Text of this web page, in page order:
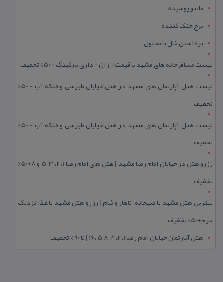
مانتو پوشیده
برج خنک کننده
برداشتن خال با محلول
لیست مسافرخانه های مشهد با قیمت ارزان + داری پارکینگ + 50% تخفیف
لیست هتل آپارتمان های مشهد در هتل خیابان طبرسی و فلکه آب + 50%
تخفیف
لیست هتل آپارتمان های مشهد در هتل خیابان طبرسی و فلکه آب + 50%
تخفیف
رزرو هتل در خیابان امام رضا مشهد | هتل‌ های امام رضا 1، 2، 3، 5 و 8+50%
تخفیف
بهترین هتل مشهد با صبحانه، ناهار و شام | رزرو هتل مشهد با غذا نزدیک
حرم+50% تخفیف
هتل آپارتمان خیابان امام رضا 1، 2، 3، 5،8 ،16 | تا 90 % تخفیف